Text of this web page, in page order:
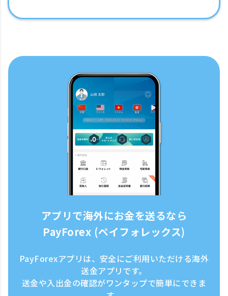
アプリで海外にお金を送るなら
PayForex (ペイフォレックス)
PayForexアプリは、安全にご利用いただける海外
送金アプリです。
送金や入出金の確認がワンタップで簡単にできま